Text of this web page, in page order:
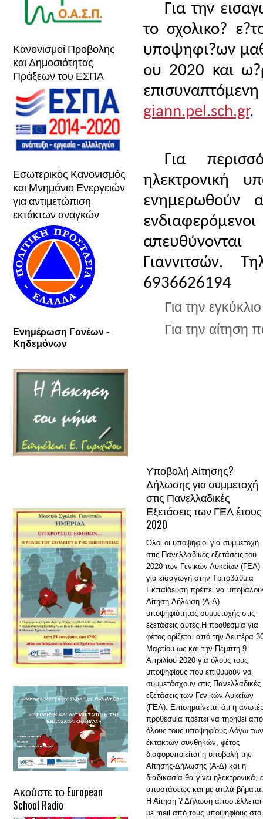
Κανονισμοί Προβολής
και Δημοσιότητας
Πράξεων του ΕΣΠΑ
Εσωτερικός Κανονισμός
και Μνημόνιο Ενεργειών
για αντιμετώπιση
εκτάκτων αναγκών
Ενημέρωση Γονέων -
Κηδεμόνων
Ακούστε το European
School Radio
Για την
το σχολικο?
υποψηφι?ων
ου 2020 και
giann.pel.sch.gr.
Για
ηλεκτρονική
ενημερωθούν
Γιαννιτσών.
6936626194
Για την
Για την αίτηση
Υποβολή Αίτησης?
Δήλωσης για συμμετοχή
στις Πανελλαδικές
Εξετάσεις των ΓΕΛ έτους
2020
Όλοι οι υποψήφιοι για συμμετοχή
στις Πανελλαδικές εξετάσεις του
2020 των Γενικών Λυκείων (ΓΕΛ)
για εισαγωγή στην Τριτοβάθμια
Εκπαίδευση πρέπει να
Αίτηση-Δήλωση (Α-Δ)
υποψηφιότητας συμμετοχής στις
εξετάσεις αυτές.Η προθεσμία για
φέτος ορίζεται από την Δευτέρα
Μαρτίου ως και την Πέμπτη 9
Απριλίου 2020 για όλους τους
υποψηφίους που επιθυμούν να
συμμετάσχουν στις Πανελλαδικές
εξετάσεις των Γενικών Λυκείων
(ΓΕΛ). Επισημαίνεται ότι η
προθεσμία πρέπει να τηρηθεί από
όλους τους υποψηφίους.Λόγω των
έκτακτων συνθηκών, φέτος
διαφοροποιείται η υποβολή της
Αίτησης-Δήλωσης (Α-Δ) και η
διαδικασία θα γίνει ηλεκτρονικά,
αποστάσεως και με απλά βήματα.
Η Αίτηση ? Δήλωση αποστέλλεται
με mail από τους υποψηφίους στο